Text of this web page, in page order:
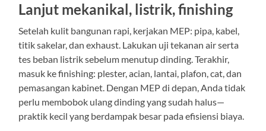
Lanjut mekanikal, listrik, finishing
Setelah kulit bangunan rapi, kerjakan MEP: pipa, kabel,
titik sakelar, dan exhaust. Lakukan uji tekanan air serta
tes beban listrik sebelum menutup dinding. Terakhir,
masuk ke finishing: plester, acian, lantai, plafon, cat, dan
pemasangan kabinet. Dengan MEP di depan, Anda tidak
perlu membobok ulang dinding yang sudah halus—
praktik kecil yang berdampak besar pada efisiensi biaya.